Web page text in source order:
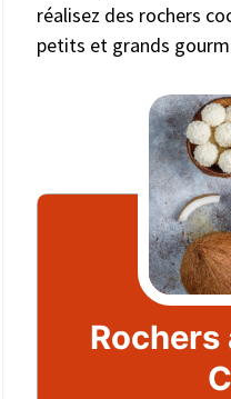
réalisez des rochers
petits et grands
Rochers